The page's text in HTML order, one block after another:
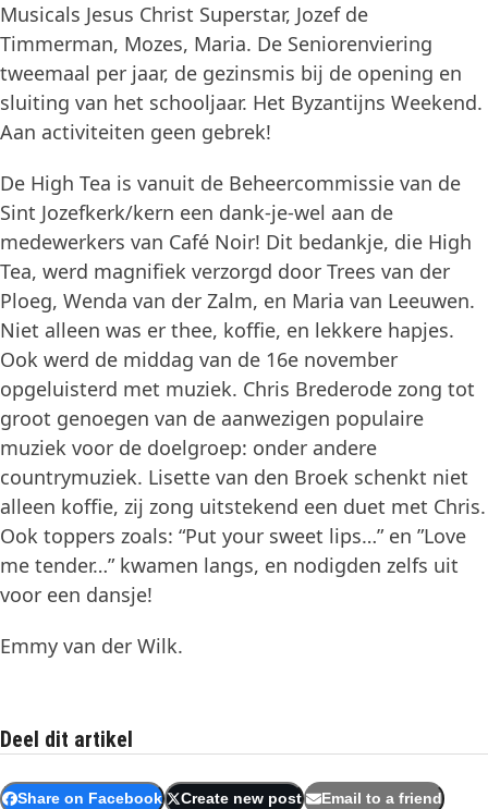
Musicals Jesus Christ Superstar, Jozef de
Timmerman, Mozes, Maria. De Seniorenviering
tweemaal per jaar, de gezinsmis bij de opening en
sluiting van het schooljaar. Het Byzantijns Weekend.
Aan activiteiten geen gebrek!
De High Tea is vanuit de Beheercommissie van de
Sint Jozefkerk/kern een dank-je-wel aan de
medewerkers van Café Noir! Dit bedankje, die High
Tea, werd magnifiek verzorgd door Trees van der
Ploeg, Wenda van der Zalm, en Maria van Leeuwen.
Niet alleen was er thee, koffie, en lekkere hapjes.
Ook werd de middag van de 16e november
opgeluisterd met muziek. Chris Brederode zong tot
groot genoegen van de aanwezigen populaire
muziek voor de doelgroep: onder andere
countrymuziek. Lisette van den Broek schenkt niet
alleen koffie, zij zong uitstekend een duet met Chris.
Ook toppers zoals: “Put your sweet lips…” en ”Love
me tender…” kwamen langs, en nodigden zelfs uit
voor een dansje!
Emmy van der Wilk.
Deel dit artikel
Share on Facebook Create new post Email to a friend